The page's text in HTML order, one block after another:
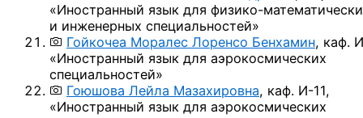
«Иностранный язык для физико-
и инженерных специальностей»
Гойкочеа Моралес Лоренсо Бенхамин, каф.
«Иностранный язык для аэрокосмических
специальностей»
Гоюшова Лейла Мазахировна, каф. И-11,
«Иностранный язык для аэрокосмических